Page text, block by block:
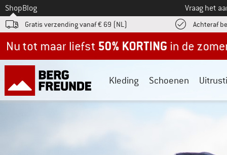
Naar
ShopBlog Vraag het
Gratis verzending vanaf € 69 (NL) Achteraf
Kleding Schoenen